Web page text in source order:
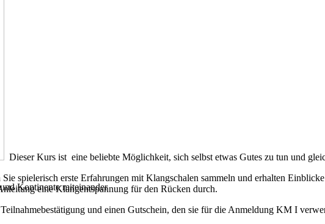
Kontinente miteinander
Dieser Kurs ist eine beliebte Möglichkeit, sich selbst etwas Gutes zu tun und
spielerisch erste Erfahrungen mit Klangschalen sammeln und erhalten
eine Klangentspannung für den Rücken durch.
und einen Gutschein, den sie für die Anmeldung KM I